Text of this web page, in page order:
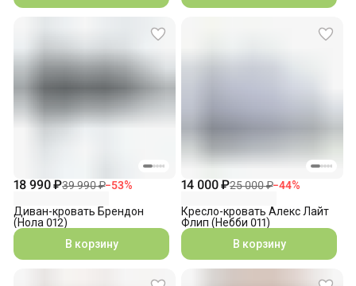
18 990 ₽39 990 ₽−53%
Диван-кровать Брендон
(Нола 012)
В корзину
14 000 ₽25 000 ₽−44%
Кресло-кровать Алекс Лайт
Флип (Небби 011)
В корзину